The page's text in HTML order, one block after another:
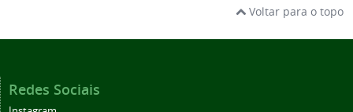
Voltar para o topo
Redes Sociais